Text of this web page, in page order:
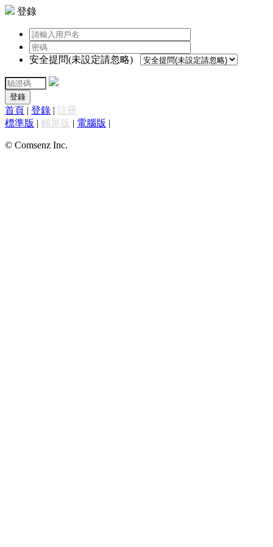
登錄
安全提問(未設定請忽略)
登錄
首頁 | 登錄 | 註冊
標準版 | 觸屏版 | 電腦版 |
© Comsenz Inc.